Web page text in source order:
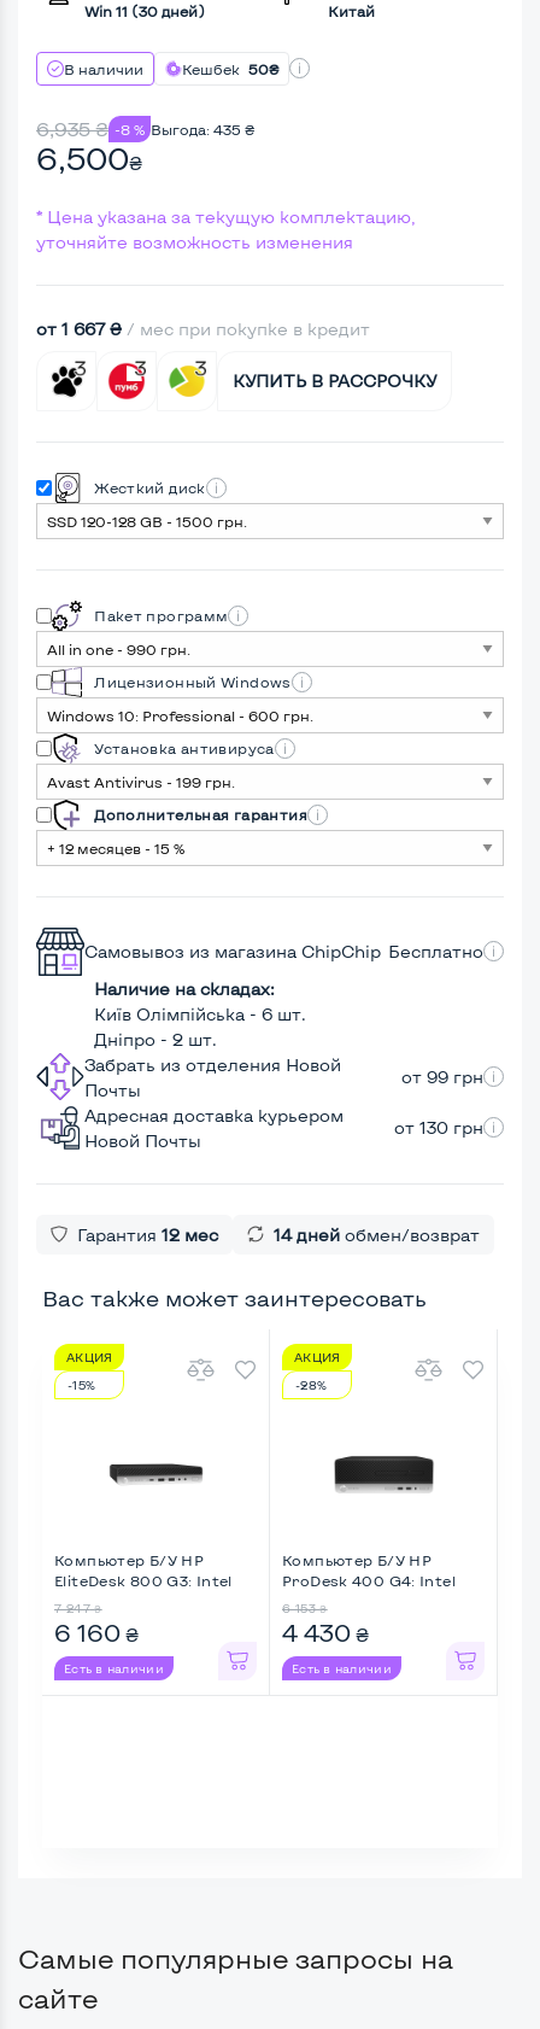
Win 11 (30 дней)
Китай
В наличии Кешбек 50₴
6,935₴ -8 % Выгода: 435 ₴
6,500₴
* Цена указана за текущую комплектацию,
уточняйте возможность изменения
от 1 667 ₴ / мес при покупке в кредит
КУПИТЬ В РАССРОЧКУ
Жесткий диск
Пакет программ
Лицензионный Windows
Установка антивируса
Дополнительная гарантия
Самовывоз из магазина ChipChip Бесплатно
Наличие на складах:
Київ Олімпійська - 6 шт.
Дніпро - 2 шт.
Забрать из отделения Новой
Почты
от 99 грн
Адресная доставка курьером
Новой Почты
от 130 грн
Гарантия 12 мес 14 дней обмен/возврат
Вас также может заинтересовать
АКЦИЯ
-15%
Компьютер Б/У HP
EliteDesk 800 G3: Intel
7 247 ₴
6 160 ₴
Есть в наличии
АКЦИЯ
-28%
Компьютер Б/У HP
ProDesk 400 G4: Intel
6 153 ₴
4 430 ₴
Есть в наличии
Самые популярные запросы на
сайте